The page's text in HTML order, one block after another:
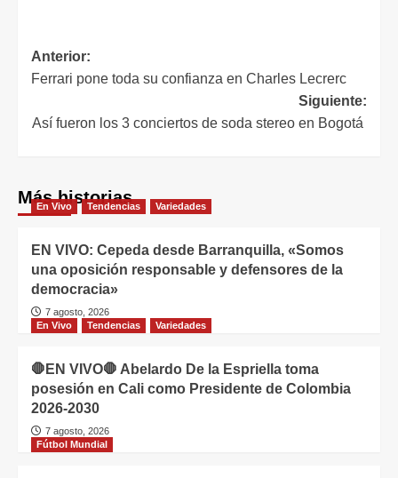
Anterior:
Ferrari pone toda su confianza en Charles Lecrerc
Siguiente:
Así fueron los 3 conciertos de soda stereo en Bogotá
Más historias
En Vivo Tendencias Variedades
EN VIVO: Cepeda desde Barranquilla, «Somos
una oposición responsable y defensores de la
democracia»
7 agosto, 2026
En Vivo
Tendencias Variedades
🛑EN VIVO🛑 Abelardo De la Espriella toma
posesión en Cali como Presidente de Colombia
2026-2030
7 agosto, 2026
Fútbol Mundial